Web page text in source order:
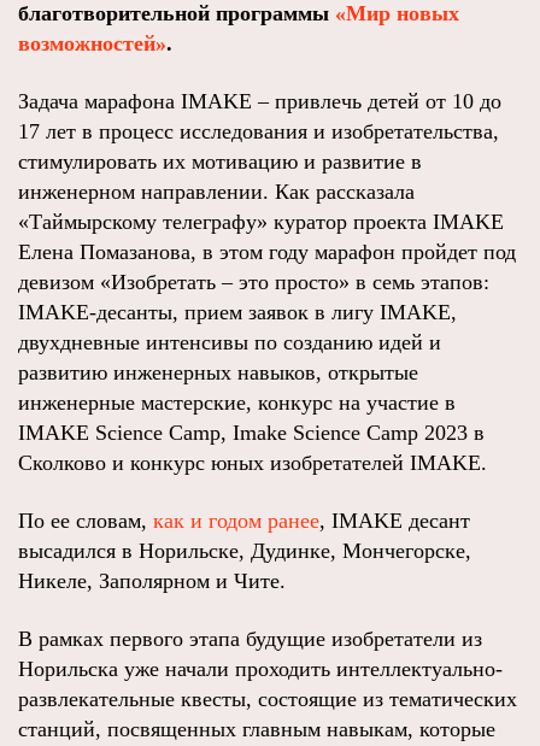
благотворительной программы «Мир новых
возможностей».
Задача марафона IMAKE – привлечь детей от 10 до
17 лет в процесс исследования и изобретательства,
стимулировать их мотивацию и развитие в
инженерном направлении. Как рассказала
«Таймырскому телеграфу» куратор проекта IMAKE
Елена Помазанова, в этом году марафон пройдет под
девизом «Изобретать – это просто» в семь этапов:
IMAKE-десанты, прием заявок в лигу IMAKE,
двухдневные интенсивы по созданию идей и
развитию инженерных навыков, открытые
инженерные мастерские, конкурс на участие в
IMAKE Science Camp, Imake Science Camp 2023 в
Сколково и конкурс юных изобретателей IMAKE.
По ее словам, как и годом ранее, IMAKE десант
высадился в Норильске, Дудинке, Мончегорске,
Никеле, Заполярном и Чите.
В рамках первого этапа будущие изобретатели из
Норильска уже начали проходить интеллектуально-
развлекательные квесты, состоящие из тематических
станций, посвященных главным навыкам, которые